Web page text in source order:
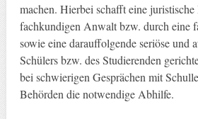
machen. Hierbei schafft eine
fachkundigen Anwalt bzw. durch eine
sowie eine darauffolgende seriöse und
Schülers bzw. des Studierenden
bei schwierigen Gesprächen mit
Behörden die notwendige Abhilfe.